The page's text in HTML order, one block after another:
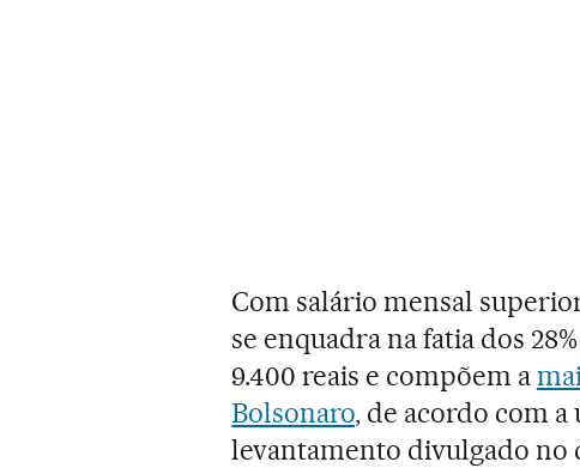
Com salário mensal
se enquadra na fatia dos
9.400 reais e compõem a
Bolsonaro, de acordo com
levantamento divulgado no